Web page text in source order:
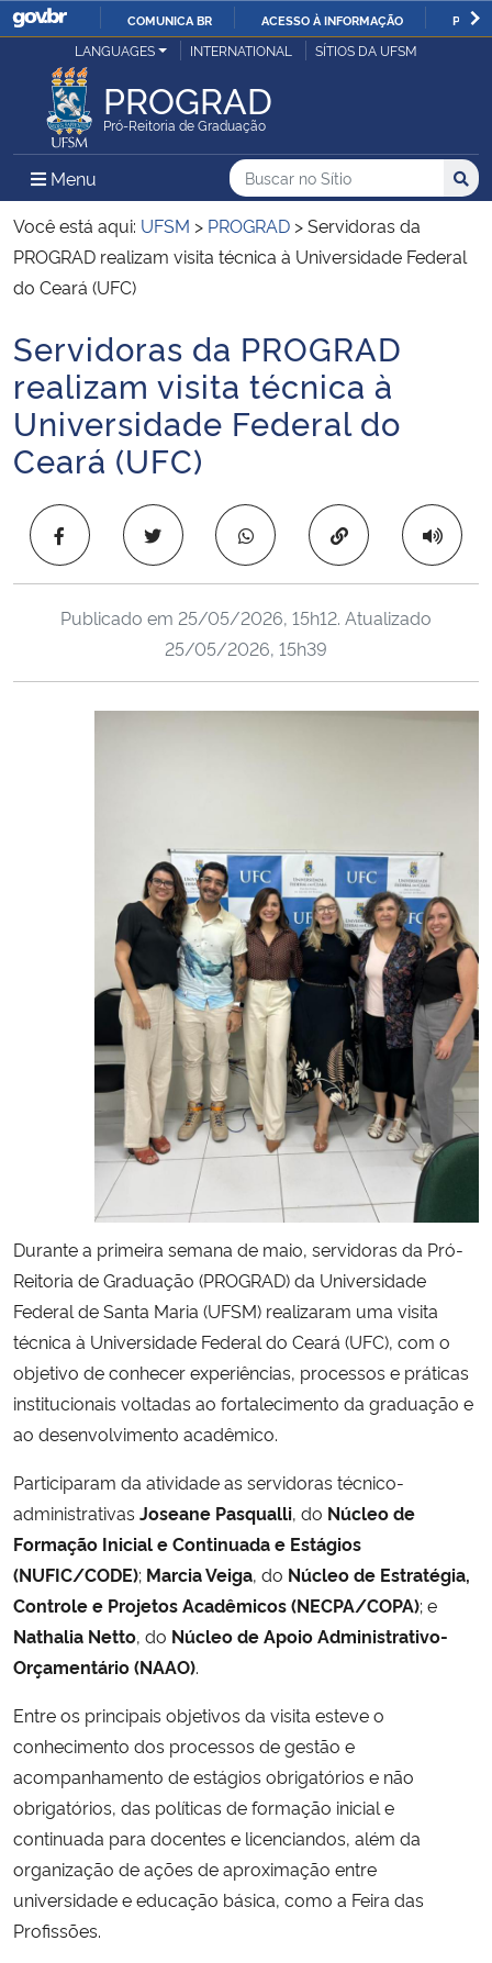
IR
O
COMUNICA BR ACESSO À INFORMAÇÃO
Ministério da Justiça e Segurança Pública
Ministério da Defesa
Ministério das Relações Exteriores
Ministério da Economia
Ministério da Infraestrutura
Ministério da Agricultura, Pecuária e Abastecimento
Ministério da Educação
Ministério da Cidadania
Ministério da Saúde
Ministério de Minas e Energia
Ministério da Ciência, Tecnologia, Inovações e Comunicações
Ministério do Desenvolvimento Regional
Controladoria-Geral da União
Ministério da Mulher, da Família e dos Direitos Humanos
Secretaria de Governo
Gabinete de Segurança Institucional
Advocacia-Geral da União
Banco Central do Brasil
LANGUAGES INTERNATIONAL SÍTIOS DA UFSM
PROGRAD
Pró-Reitoria de Graduação
Menu Menu Principal do Sítio
Busca
Buscar no no Sítio
Busca:
Você está aqui: UFSM > PROGRAD >Servidoras da
PROGRAD realizam visita técnica à Universidade Federal
do Ceará (UFC)
Início do conteúdo
Servidoras da PROGRAD
realizam visita técnica à
Universidade Federal do
Ceará (UFC)
Copiar para área
Publicado em 25/05/2026, 15h12. Atualizado
25/05/2026, 15h39
Durante a primeira semana de maio, servidoras da Pró-
Reitoria de Graduação (PROGRAD) da Universidade
Federal de Santa Maria (UFSM) realizaram uma visita
técnica à Universidade Federal do Ceará (UFC), com o
objetivo de conhecer experiências, processos e práticas
institucionais voltadas ao fortalecimento da graduação e
ao desenvolvimento acadêmico.
Participaram da atividade as servidoras técnico-
administrativas Joseane Pasqualli, do Núcleo de
Formação Inicial e Continuada e Estágios
(NUFIC/CODE); Marcia Veiga, do Núcleo de Estratégia,
Controle e Projetos Acadêmicos (NECPA/COPA); e
Nathalia Netto, do Núcleo de Apoio Administrativo-
Orçamentário (NAAO).
Entre os principais objetivos da visita esteve o
conhecimento dos processos de gestão e
acompanhamento de estágios obrigatórios e não
obrigatórios, das políticas de formação inicial e
continuada para docentes e licenciandos, além da
organização de ações de aproximação entre
universidade e educação básica, como a Feira das
Profissões.